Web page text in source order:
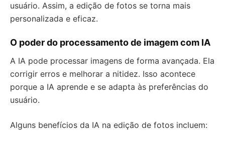
usuário. Assim, a edição de fotos se torna mais
personalizada e eficaz.
O poder do processamento de imagem com IA
A IA pode processar imagens de forma avançada. Ela
corrigir erros e melhorar a nitidez. Isso acontece
porque a IA aprende e se adapta às preferências do
usuário.
Alguns benefícios da IA na edição de fotos incluem: